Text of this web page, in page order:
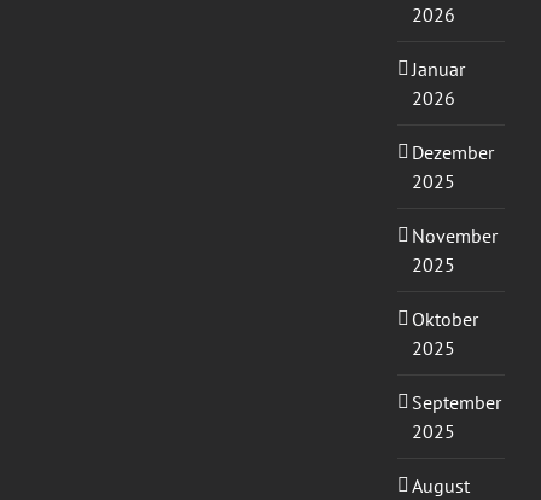
2026
Januar
2026
Dezember
2025
November
2025
Oktober
2025
September
2025
August